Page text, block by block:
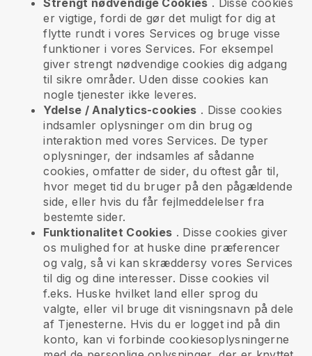
Strengt nødvendige Cookies . Disse cookies
er vigtige, fordi de gør det muligt for dig at
flytte rundt i vores Services og bruge visse
funktioner i vores Services. For eksempel
giver strengt nødvendige cookies dig adgang
til sikre områder. Uden disse cookies kan
nogle tjenester ikke leveres.
Ydelse / Analytics-cookies . Disse cookies
indsamler oplysninger om din brug og
interaktion med vores Services. De typer
oplysninger, der indsamles af sådanne
cookies, omfatter de sider, du oftest går til,
hvor meget tid du bruger på den pågældende
side, eller hvis du får fejlmeddelelser fra
bestemte sider.
Funktionalitet Cookies . Disse cookies giver
os mulighed for at huske dine præferencer
og valg, så vi kan skræddersy vores Services
til dig og dine interesser. Disse cookies vil
f.eks. Huske hvilket land eller sprog du
valgte, eller vil bruge dit visningsnavn på dele
af Tjenesterne. Hvis du er logget ind på din
konto, kan vi forbinde cookiesoplysningerne